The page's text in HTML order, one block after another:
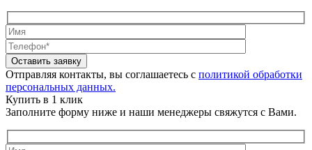
Оставить заявку
Отправляя контакты, вы соглашаетесь с политикой обработки
персональных данных.
Купить в 1 клик
Заполните форму ниже и наши менеджеры свяжутся с Вами.